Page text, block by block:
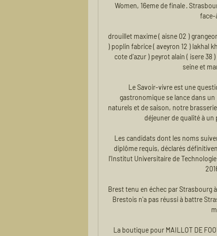
Women, 16eme de finale ·
face-
drouillet maxime ( aisne 02 )
) poplin fabrice ( aveyron 12 ) lakhal
cote d'azur ) peyrot alain ( isere 38
seine et
Le Savoir-vivre est une
gastronomique se lance dans
naturels et de saison, notre
déjeuner de qualité à
Les candidats dont les noms
diplôme requis, déclarés
l’Institut Universitaire de
Brest tenu en échec par Strasbourg
Brestois n'a pas réussi à battre
La boutique pour MAILLOT DE